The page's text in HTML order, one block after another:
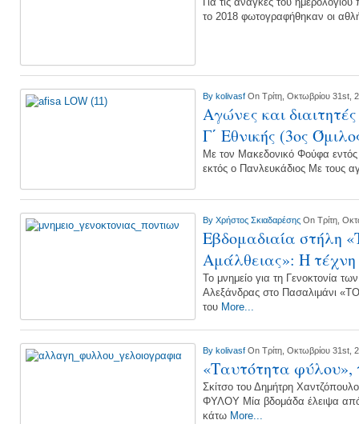
το 2018 φωτογραφήθηκαν οι
By kolivasf On Τρίτη, Οκτωβρίου 31st,
Αγώνες και
Γ΄ Εθνικής (3ος
Με τον Μακεδονικό Φούφα
εκτός ο Πανλευκάδιος Με τους
By Χρήστος Σκιαδαρέσης On Τρίτη,
Εβδομαδιαία στήλη
Αμάλθειας»: Η τέχνη
To μνημείο για τη Γενοκτονία
Αλεξάνδρας στο Πασαλιμάνι
του More...
By kolivasf On Τρίτη, Οκτωβρίου 31st,
«Ταυτότητα
Σκίτσο του Δημήτρη
ΦΥΛΟΥ Μία βδομάδα έλειψα από
κάτω More...